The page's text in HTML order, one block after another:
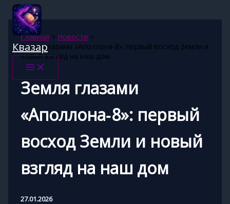
Перейти
содержимому
Квазар
Главная
Новости
Земля глазами «Аполлона‑8»: первый восход Земли и
новый взгляд на наш дом
Земля глазами
«Аполлона‑8»: первый
восход Земли и новый
взгляд на наш дом
27.01.2026